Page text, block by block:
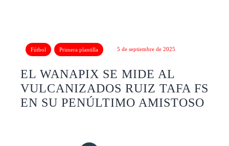
Fútbol Primera plantilla 5 de septiembre de 2025
EL WANAPIX SE MIDE AL
VULCANIZADOS RUIZ TAFA FS
EN SU PENÚLTIMO AMISTOSO